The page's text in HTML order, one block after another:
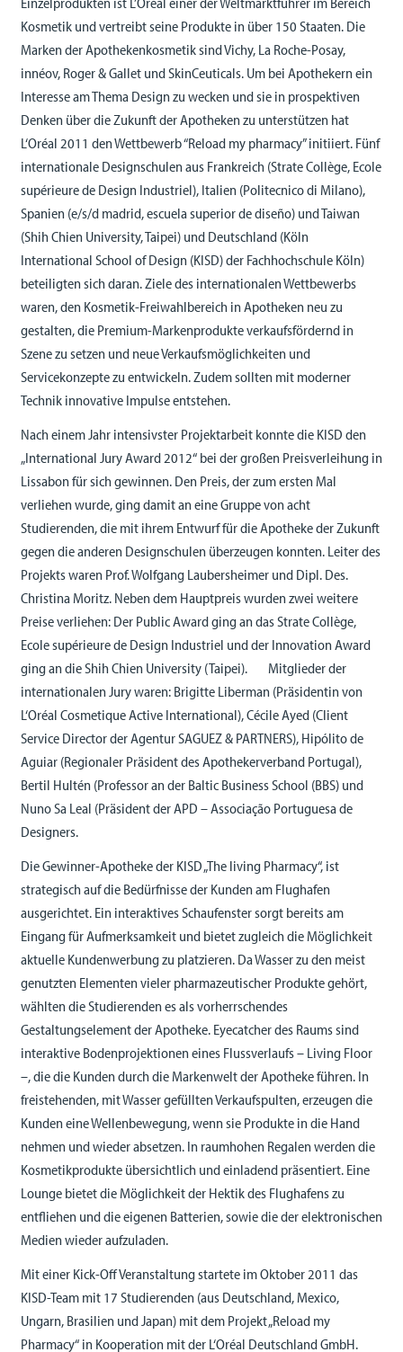
Kosmetik und vertreibt seine Produkte in über 150 Staaten. Die
Marken der Apothekenkosmetik sind Vichy, La Roche-Posay,
innéov, Roger & Gallet und SkinCeuticals. Um bei Apothekern ein
Interesse am Thema Design zu wecken und sie in prospektiven
Denken über die Zukunft der Apotheken zu unterstützen hat
L‘Oréal 2011 den Wettbewerb “Reload my pharmacy” initiiert. Fünf
internationale Designschulen aus Frankreich (Strate Collège, Ecole
supérieure de Design Industriel), Italien (Politecnico di Milano),
Spanien (e/s/d madrid, escuela superior de diseño) und Taiwan
(Shih Chien University, Taipei) und Deutschland (Köln
International School of Design (KISD) der Fachhochschule Köln)
beteiligten sich daran. Ziele des internationalen Wettbewerbs
waren, den Kosmetik-Freiwahlbereich in Apotheken neu zu
gestalten, die Premium-Markenprodukte verkaufsfördernd in
Szene zu setzen und neue Verkaufsmöglichkeiten und
Servicekonzepte zu entwickeln. Zudem sollten mit moderner
Technik innovative Impulse entstehen.
Nach einem Jahr intensivster Projektarbeit konnte die KISD den
„International Jury Award 2012“ bei der großen Preisverleihung in
Lissabon für sich gewinnen. Den Preis, der zum ersten Mal
verliehen wurde, ging damit an eine Gruppe von acht
Studierenden, die mit ihrem Entwurf für die Apotheke der Zukunft
gegen die anderen Designschulen überzeugen konnten. Leiter des
Projekts waren Prof. Wolfgang Laubersheimer und Dipl. Des.
Christina Moritz. Neben dem Hauptpreis wurden zwei weitere
Preise verliehen: Der Public Award ging an das Strate Collège,
Ecole supérieure de Design Industriel und der Innovation Award
ging an die Shih Chien University (Taipei). Mitglieder der
internationalen Jury waren: Brigitte Liberman (Präsidentin von
L‘Oréal Cosmetique Active International), Cécile Ayed (Client
Service Director der Agentur SAGUEZ & PARTNERS), Hipólito de
Aguiar (Regionaler Präsident des Apothekerverband Portugal),
Bertil Hultén (Professor an der Baltic Business School (BBS) und
Nuno Sa Leal (Präsident der APD – Associação Portuguesa de
Designers.
Die Gewinner-Apotheke der KISD „The living Pharmacy“, ist
strategisch auf die Bedürfnisse der Kunden am Flughafen
ausgerichtet. Ein interaktives Schaufenster sorgt bereits am
Eingang für Aufmerksamkeit und bietet zugleich die Möglichkeit
aktuelle Kundenwerbung zu platzieren. Da Wasser zu den meist
genutzten Elementen vieler pharmazeutischer Produkte gehört,
wählten die Studierenden es als vorherrschendes
Gestaltungselement der Apotheke. Eyecatcher des Raums sind
interaktive Bodenprojektionen eines Flussverlaufs – Living Floor
–, die die Kunden durch die Markenwelt der Apotheke führen. In
freistehenden, mit Wasser gefüllten Verkaufspulten, erzeugen die
Kunden eine Wellenbewegung, wenn sie Produkte in die Hand
nehmen und wieder absetzen. In raumhohen Regalen werden die
Kosmetikprodukte übersichtlich und einladend präsentiert. Eine
Lounge bietet die Möglichkeit der Hektik des Flughafens zu
entfliehen und die eigenen Batterien, sowie die der elektronischen
Medien wieder aufzuladen.
Mit einer Kick-Off Veranstaltung startete im Oktober 2011 das
KISD-Team mit 17 Studierenden (aus Deutschland, Mexico,
Ungarn, Brasilien und Japan) mit dem Projekt „Reload my
Pharmacy“ in Kooperation mit der L‘Oréal Deutschland GmbH.